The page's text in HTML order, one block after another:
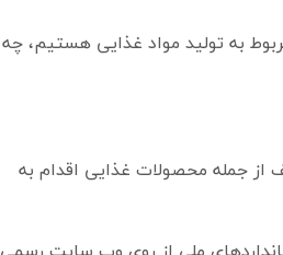
به تولید مواد غذایی هستیم، چه
از جمله محصولات غذایی اقدام به